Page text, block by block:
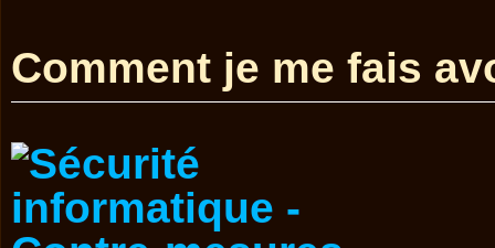
Comment je me fais